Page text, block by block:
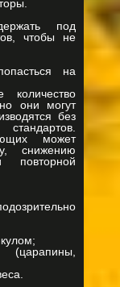
под
чтобы не
на
количество
они могут
без
может
снижению
повторной